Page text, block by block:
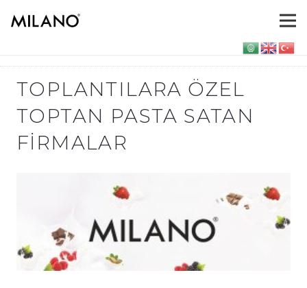
TOPLANTILARA ÖZEL
TOPTAN PASTA SATAN
FIRMALAR